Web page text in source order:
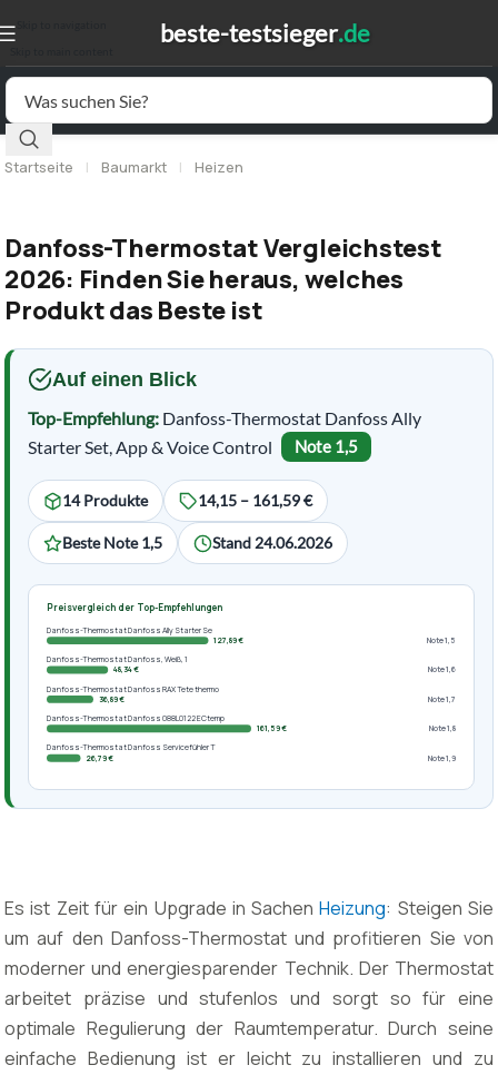
Startseite | Baumarkt | Heizen
Danfoss-Thermostat Vergleichstest
2026: Finden Sie heraus, welches
Produkt das Beste ist
Auf einen Blick
Top-Empfehlung: Danfoss-Thermostat Danfoss Ally
Starter Set, App & Voice Control
Note 1,5
14 Produkte 14,15 – 161,59 €
Beste Note 1,5 Stand 24.06.2026
Preisvergleich der Top-Empfehlungen
Danfoss-Thermostat Danfoss Ally Starter Se
127,89 €
Note 1,5
Danfoss-Thermostat Danfoss, Weiß, 1
48,34 €
Note 1,6
Danfoss-Thermostat Danfoss RAX Tete thermo
36,89 €
Note 1,7
Danfoss-Thermostat Danfoss 088L0122 ECtemp
161,59 €
Note 1,8
Danfoss-Thermostat Danfoss Servicefühler T
26,79 €
Note 1,9
Es ist Zeit für ein Upgrade in SachenHeizung: Steigen Sie
um auf den Danfoss-Thermostat und profitieren Sie von
moderner und energiesparender Technik. Der Thermostat
arbeitet präzise und stufenlos und sorgt so für eine
optimale Regulierung der Raumtemperatur. Durch seine
einfache Bedienung ist er leicht zu installieren und zu